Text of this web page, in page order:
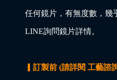
任何鏡片，有無度數，幾
LINE詢問鏡片詳情。
▎訂製前 (請詳閱 工藝諮